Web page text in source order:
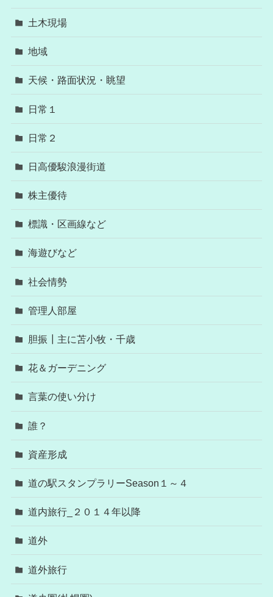
土木現場
地域
天候・路面状況・眺望
日常１
日常２
日高優駿浪漫街道
株主優待
標識・区画線など
海遊びなど
社会情勢
管理人部屋
胆振┃主に苫小牧・千歳
花＆ガーデニング
言葉の使い分け
誰？
資産形成
道の駅スタンプラリーSeason１～４
道内旅行_２０１４年以降
道外
道外旅行